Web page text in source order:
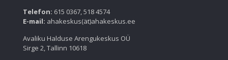
Telefon: 615 0367, 518 4574
E-mail: ahakeskus(ät)ahakeskus.ee
Avaliku Halduse Arengukeskus OÜ
Sirge 2, Tallinn 10618